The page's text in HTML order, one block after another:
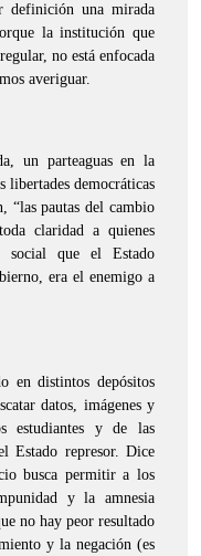
definición una mirada
la institución que
no está enfocada
averiguar.
un parteaguas en la
libertades democráticas
“las pautas del cambio
claridad a quienes
que el Estado
era el enemigo a
en distintos depósitos
datos, imágenes y
estudiantes y de las
Estado represor. Dice
busca permitir a los
y la amnesia
no hay peor resultado
y la negación (es